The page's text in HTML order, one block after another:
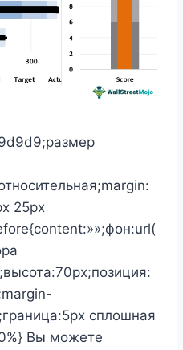
25px
сплошная
Вы можете